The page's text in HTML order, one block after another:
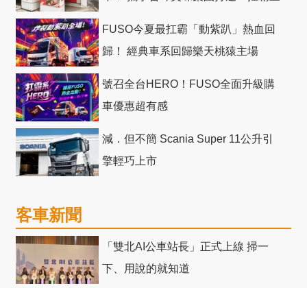
FUSO今夏最扛霸「動紫趴」熱血回
歸！ 經典車系回歸樂天桃猿主場
號召全台HERO！FUSO全面升級購
車優惠超有感
減．但不簡 Scania Super 11公升引
擎輕巧上市
客車新聞
「雙北AI公車站長」正式上線 掃一
下、用說的就知道